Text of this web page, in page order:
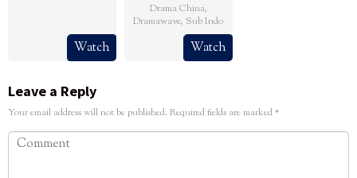
Watch
Drama China,
Dramawave, Sub Indo
Watch
Leave a Reply
Your email address will not be published. Required fields are marked*